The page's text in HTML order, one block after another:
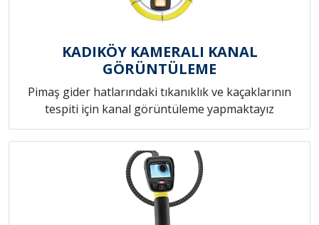
KADIKÖY KAMERALI KANAL
GÖRÜNTÜLEME
Pimaş gider hatlarındaki tıkanıklık ve kaçaklarının
tespiti için kanal görüntüleme yapmaktayız